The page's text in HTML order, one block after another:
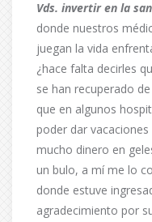
Vds. invertir en la
donde nuestros
juegan la vida
¿hace falta decirles
se han recuperado
que en algunos
poder dar
mucho dinero en
un bulo, a mí me lo
donde estuve
agradecimiento por